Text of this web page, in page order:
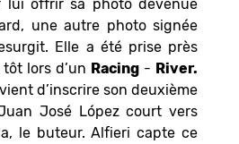
lui offrir sa photo devenue
une autre photo signée
Elle a été prise près
lors d’un Racing - River.
d’inscrire son deuxième
José López court vers
le buteur. Alfieri capte ce